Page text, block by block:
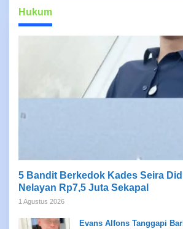
Hukum
5 Bandit Berkedok Kades Seira
Nelayan Rp7,5 Juta Sekapal
1 Agustus 2026
Evans Alfons Tanggapi